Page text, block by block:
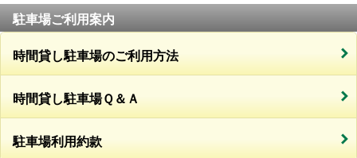
駐車場ご利用案内
時間貸し駐車場のご利用方法
時間貸し駐車場Ｑ＆Ａ
駐車場利用約款